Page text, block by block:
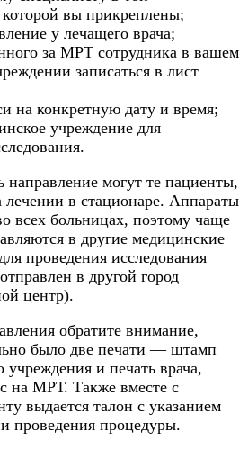
вы прикреплены;
у лечащего врача;
за МРТ сотрудника в вашем
записаться в лист
на конкретную дату и время;
учреждение для
направление могут те пациенты,
лечении в стационаре. Аппараты
всех больницах, поэтому чаще
в другие медицинские
проведения исследования
в другой город
центр).
обратите внимание,
было две печати — штамп
и печать врача,
на МРТ. Также вместе с
выдается талон с указанием
проведения процедуры.